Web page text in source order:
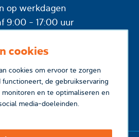
cookies
cookies om ervoor te zorgen
de gebruikservaring
en te optimaliseren en
media-doeleinden.
op werkdagen
vanaf 9:00 - 17:00 uur